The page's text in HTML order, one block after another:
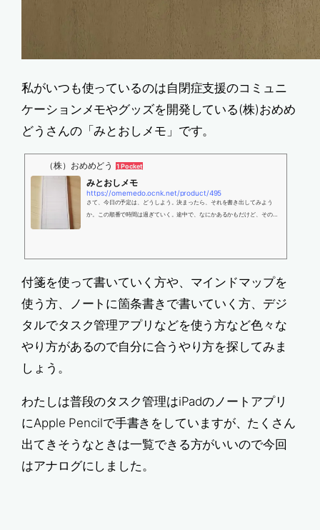
私がいつも使っているのは自閉症支援のコミュニ
ケーションメモやグッズを開発している(株)おめめ
どうさんの「みとおしメモ」です。
（株）おめめどう 1 Pocket
みとおしメモ
https://omemedo.ocnk.net/product/495
さて、今日の予定は、どうしよう。決まったら、それを書き出してみよう
か。この順番で時間は過ぎていく。途中で、なにかあるかもだけど、そのと
付箋を使って書いていく方や、マインドマップを
使う方、ノートに箇条書きで書いていく方、デジ
タルでタスク管理アプリなどを使う方など色々な
やり方があるので自分に合うやり方を探してみま
しょう。
わたしは普段のタスク管理はiPadのノートアプリ
にApple Pencilで手書きをしていますが、たくさん
出てきそうなときは一覧できる方がいいので今回
はアナログにしました。